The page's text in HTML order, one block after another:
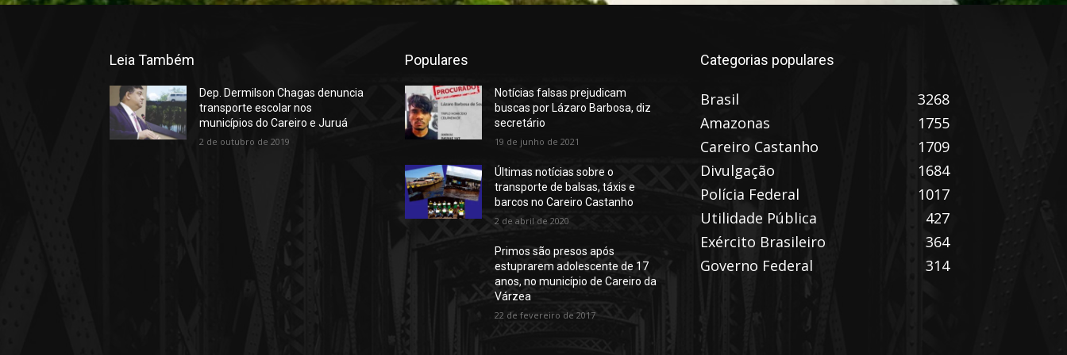
Leia Também
Dep. Dermilson Chagas denuncia
transporte escolar nos
municípios do Careiro e Juruá
2 de outubro de 2019
Populares
Notícias falsas prejudicam
buscas por Lázaro Barbosa, diz
secretário
19 de junho de 2021
Últimas notícias sobre o
transporte de balsas, táxis e
barcos no Careiro Castanho
2 de abril de 2020
Primos são presos após
estuprarem adolescente de 17
anos, no município de Careiro da
Várzea
22 de fevereiro de 2017
Categorias populares
Brasil
3268
Amazonas
1755
Careiro Castanho
1709
Divulgação
1684
Polícia Federal
1017
Utilidade Pública
427
Exército Brasileiro
364
Governo Federal
314